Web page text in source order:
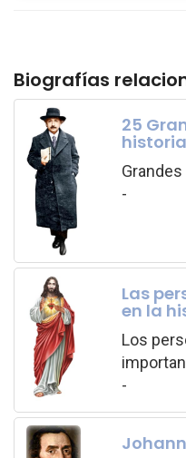
Biografías
25
historia
-
Las
en la
Los
-